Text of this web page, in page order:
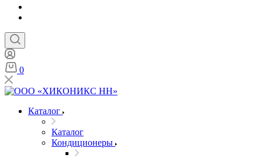
0
Каталог
Каталог
Кондиционеры